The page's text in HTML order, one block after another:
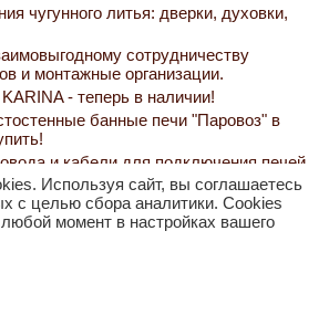
чугунного литья: дверки, духовки,
сотрудничеству
и монтажные организации.​
- теперь в наличии!
банные печи "Паровоз" в
и кабели для подключения печей
цены на электрокамины в наличии!
от ПЕЧНОГО ДОМА МАКАРОВЫХ у
Горячие новинки для отделки вашей
Используя сайт, вы соглашаетесь
с целью сбора аналитики. Cookies
момент в настройках вашего